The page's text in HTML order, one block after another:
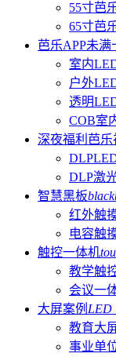
55寸芭
65寸芭
芭乐APP未满
室内
户外
透明
COB室
深夜福利芭乐
DLP激
智慧黑板
红外触
电容触
触控一体机
教学触
会议一
大屏案例 LED
教育大
事业单